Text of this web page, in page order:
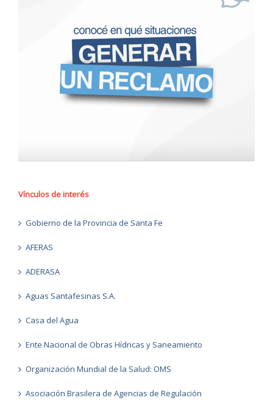
Vínculos de interés
Gobierno de la Provincia de Santa Fe
AFERAS
ADERASA
Aguas Santafesinas S.A.
Casa del Agua
Ente Nacional de Obras Hídricas y Saneamiento
Organización Mundial de la Salud: OMS
Asociación Brasilera de Agencias de Regulación